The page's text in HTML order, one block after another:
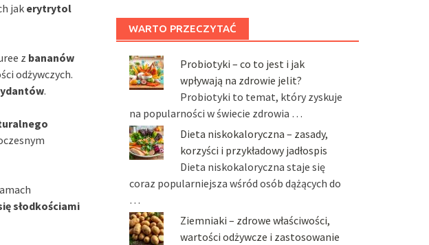
jakerytrytol
z bananów
odżywczych.
.
słodkościami
WARTO PRZECZYTAĆ
Probiotyki – co to jest i jak
wpływają na zdrowie jelit?
Probiotyki to temat, który zyskuje
na popularności w świecie zdrowia …
Dieta niskokaloryczna – zasady,
korzyści i przykładowy jadłospis
Dieta niskokaloryczna staje się
coraz popularniejsza wśród osób dążących do
…
Ziemniaki – zdrowe właściwości,
wartości odżywcze i zastosowanie